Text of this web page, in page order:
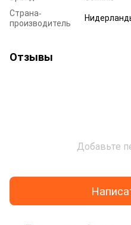
Страна-
производитель
Отзывы
Добавьте